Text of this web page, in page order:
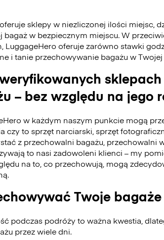
sklepy w niezliczonej ilości miejsc,
bagaż w bezpiecznym miejscu. W
LuggageHero oferuje zarówno stawki
i tanie przechowywanie bagażu w
– bez względu na jego
w każdym naszym punkcie mogą
czy to sprzęt narciarski, sprzęt
z przechowalni bagażu, przechowalni
to nasi zadowoleni klienci – my
na to, co przechowują, mogą
Twoje
podczas podróży to ważna kwestia,
przez wiele dni.